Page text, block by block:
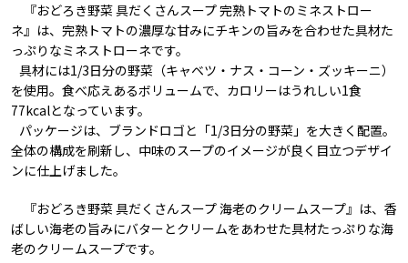
『おどろき野菜 具だくさんスープ 完熟トマトのミネストロー
ネ』は、完熟トマトの濃厚な甘みにチキンの旨みを合わせた具材た
っぷりなミネストローネです。
具材には1/3日分の野菜（キャベツ・ナス・コーン・ズッキーニ）
を使用。食べ応えあるボリュームで、カロリーはうれしい1食
77kcalとなっています。
パッケージは、ブランドロゴと「1/3日分の野菜」を大きく配置。
全体の構成を刷新し、中味のスープのイメージが良く目立つデザイ
ンに仕上げました。
『おどろき野菜 具だくさんスープ 海老のクリームスープ』は、香
ばしい海老の旨みにバターとクリームをあわせた具材たっぷりな海
老のクリームスープです。